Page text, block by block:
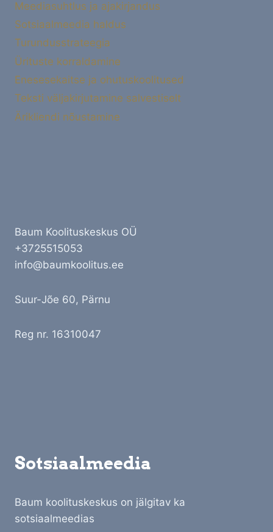
Meediasuhtlus ja ajakirjandus
Sotsiaalmeedia haldus
Turundusstrateegia
Ürituste korraldamine
Enesesekaitse ja ohutuskoolitused
Teksti väljakirjutamine salvestiselt
Ärikliendi nõustamine
Baum Koolituskeskus OÜ
+3725515053
info@baumkoolitus.ee
Suur-Jõe 60, Pärnu
Reg nr. 16310047
Sotsiaalmeedia
Baum koolituskeskus on jälgitav ka
sotsiaalmeedias